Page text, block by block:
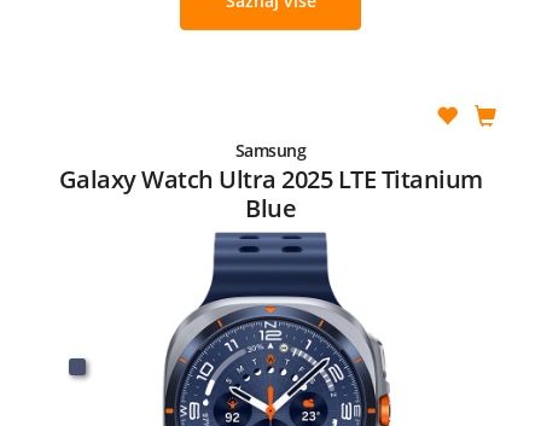
Samsung
Galaxy Watch Ultra 2025 LTE Titanium
Blue